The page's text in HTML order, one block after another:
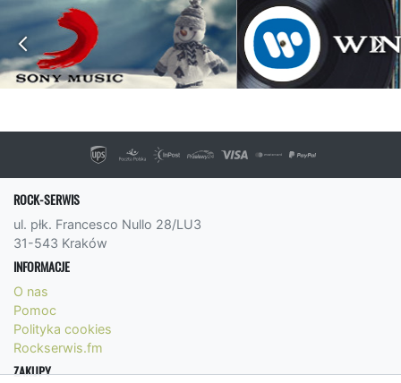
ROCK-SERWIS
ul. płk. Francesco Nullo 28/LU3
31-543 Kraków
INFORMACJE
O nas
Pomoc
Polityka cookies
Rockserwis.fm
ZAKUPY